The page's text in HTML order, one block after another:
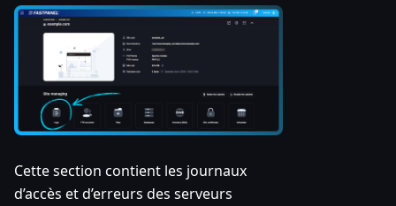
Cette section contient les journaux
d’accès et d’erreurs des serveurs